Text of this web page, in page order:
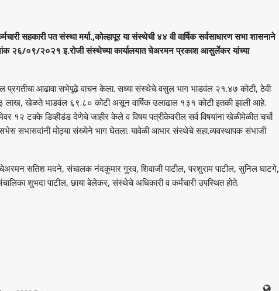
सहकारी पत संस्‍था मर्या.,कोल्‍हापूर या संस्‍थेची ४४ वी वार्षिक सर्वसाधारण सभा शासनाने
२६/०९/२०२१ इ.रोजी संस्‍थेच्‍या कार्यालयात चेअरमन प्रकाश आसुर्लेकर यांच्‍या
प्रगतीचा आढावा सभेपूढे वाचन केला. सध्‍या संस्‍थेचे वसुल भाग भाडवंल २१.४७ कोटी, ठेवी
खेळते भाडवंल ६९.८० कोटी असून वार्षिक उलाढाल १३१ कोटी इतकी झाली आहे.
टक्‍के डिव्‍हीडंड देणेचे जाहीर केले व विषय पत्रीकेवरील सर्व विषयांना खेळीमेळीत चर्चो
सभासदांनी मोठ्या संख्‍येने भाग घेतला. यावेळी आभार संस्‍थेचे सहा.व्‍यवस्‍थापक संभाजी
सतिश मदने, संचालक नंदकुमार गुरव, शिवाजी पाटील, परशुराम पाटील, सुनिल घाटगे,
शुभदा पाटील, छाया बेलेकर, संस्‍थेचे अधिकारी व कर्मचारी उपस्थित होते.